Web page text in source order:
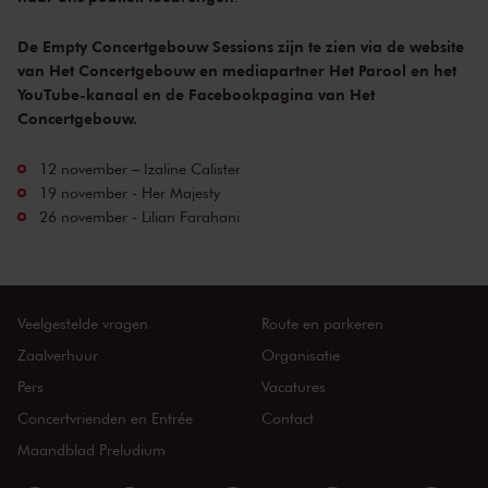
De Empty Concertgebouw Sessions zijn te zien via de website
van Het Concertgebouw en mediapartner Het Parool en het
YouTube-kanaal en de Facebookpagina van Het
Concertgebouw.
12 november – Izaline Calister
19 november - Her Majesty
26 november - Lilian Farahani
Veelgestelde vragen
Zaalverhuur
Pers
Concertvrienden en Entrée
Maandblad Preludium
Route en parkeren
Organisatie
Vacatures
Contact